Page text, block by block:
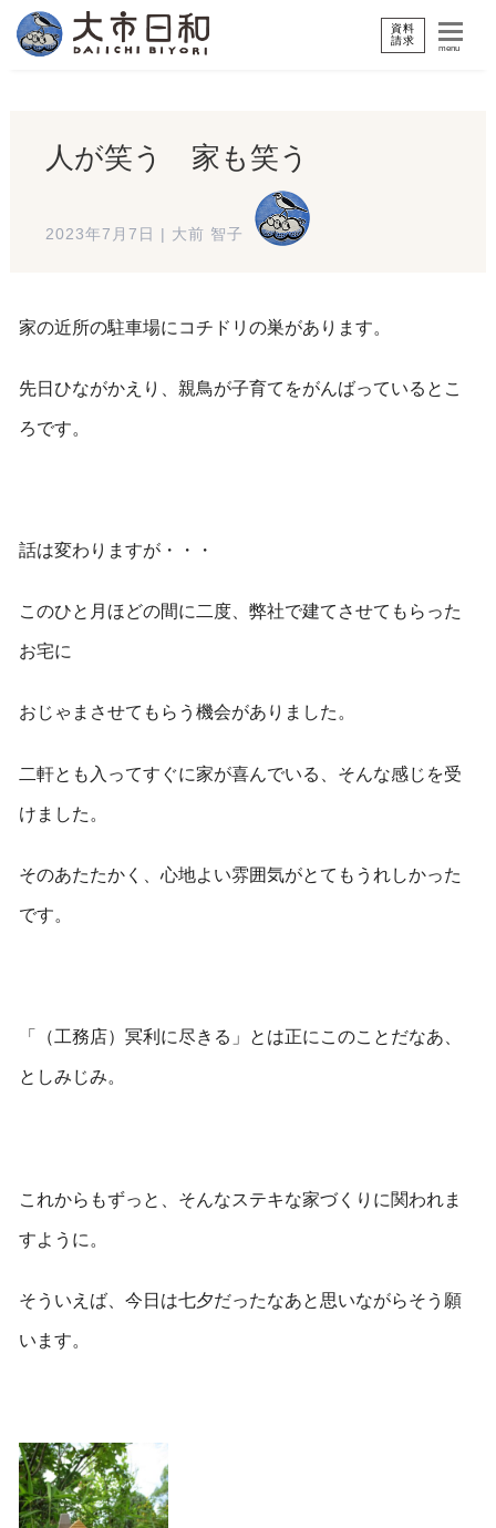
資料
請求
menu
人が笑う 家も笑う
2023年7月7日 | 大前 智子
家の近所の駐車場にコチドリの巣があります。
先日ひながかえり、親鳥が子育てをがんばっているとこ
ろです。
話は変わりますが・・・
このひと月ほどの間に二度、弊社で建てさせてもらった
お宅に
おじゃまさせてもらう機会がありました。
二軒とも入ってすぐに家が喜んでいる、そんな感じを受
けました。
そのあたたかく、心地よい雰囲気がとてもうれしかった
です。
「（工務店）冥利に尽きる」とは正にこのことだなあ、
としみじみ。
これからもずっと、そんなステキな家づくりに関われま
すように。
そういえば、今日は七夕だったなあと思いながらそう願
います。